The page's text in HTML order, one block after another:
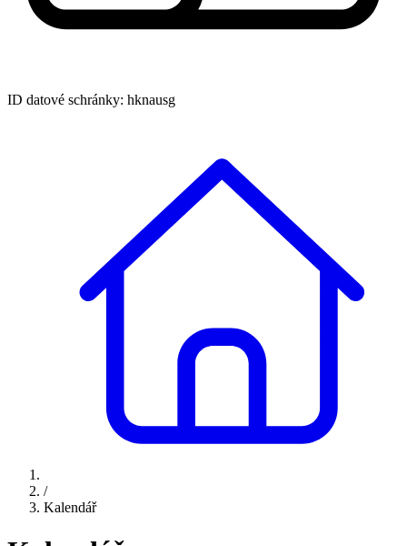
ID datové schránky: hknausg
/
Kalendář